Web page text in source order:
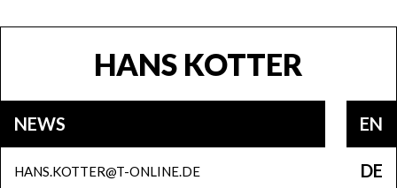
HANS KOTTER
NEWS EN
DE
HANS.KOTTER@T-ONLINE.DE